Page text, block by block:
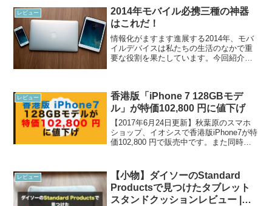
レビュー
2014年モバイル必携三種の神器
はこれだ！
情報化がますます進展する2014年、モバ
イルデバイスは私たちの生活のなかで重
要な役割を果たしています。今回紹介す
レビュー
香港版「iPhone 7 128GBモデ
ル」が特価102,800 円に値下げ
【2017年6月24日更新】秋葉原のスマホ
ショップ、イオシスで香港版iPhone7が特
価102,800 円で販売中です。また同時に
体的に価格が下がっていま...
レビュー
【小物】ダイソーのStandard
Productsで見つけたタブレット
スタンドクッションレビュー |